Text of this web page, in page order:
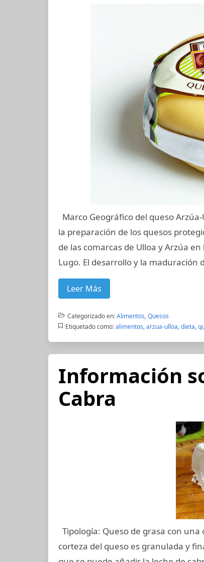
Marco Geográfico del queso
la preparación de los quesos
de las comarcas de Ulloa y Arzúa
Lugo. El desarrollo y la maduración
Leer Más
Categorizado en:Alimentos,Quesos
Etiquetado como: alimentos,arzua-ulloa,dieta,
Información
Cabra
Tipología: Queso de grasa con
corteza del queso es granulada y